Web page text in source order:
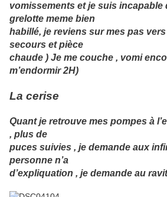
vomissements et je suis incapable
grelotte meme bien
habillé, je reviens sur mes pas
secours et pièce
chaude ) Je me couche , vomi
m’endormir 2H)
La cerise
Quant je retrouve mes pompes à
, plus de
puces suivies , je demande aux
personne n’a
d’expliquation , je demande au